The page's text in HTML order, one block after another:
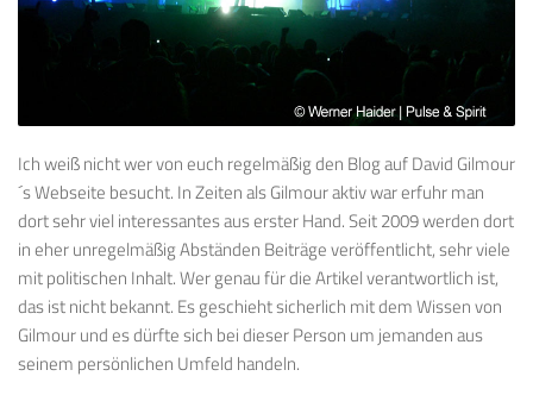
Ich weiß nicht wer von euch regelmäßig den Blog auf David Gilmour
´s Webseite besucht. In Zeiten als Gilmour aktiv war erfuhr man
dort sehr viel interessantes aus erster Hand. Seit 2009 werden dort
in eher unregelmäßig Abständen Beiträge veröffentlicht, sehr viele
mit politischen Inhalt. Wer genau für die Artikel verantwortlich ist,
das ist nicht bekannt. Es geschieht sicherlich mit dem Wissen von
Gilmour und es dürfte sich bei dieser Person um jemanden aus
seinem persönlichen Umfeld handeln.